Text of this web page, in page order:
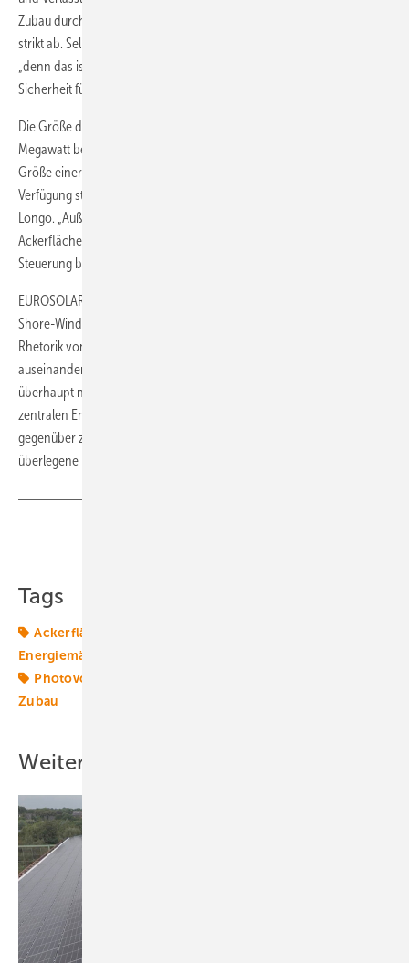
Zubau durch Kontingente oder Quoten begrenzt, lehnt EUROSOLAR
strikt ab. Selbst der derzeitigen atmende Deckel ist kontraproduktiv,
„denn das ist das Gegenteil von Verlässlichkeit. Wir wollen aber
Sicherheit für die Investoren.“
Die Größe der Solarparks auf Ackerflächen soll außerdem auf fünf
Megawatt begrenzt werden. „Das entspricht einer Fläche von der
Größe einer Deponie. Das sind Flächen, die den Gemeinden zur
Verfügung stehen, um Solarprojekte zu verwirklichen“, erklärt Fabio
Longo. „Außerdem kann man damit Wertschöpfungsmöglichkeiten auf
Ackerflächen im ländlichen Raum fördern. Und durch die kommunale
Steuerung besteht die Möglichkeit, die Bürger zu beteiligen.“
EUROSOLAR erteilt den Plänen der Bundesregierung, große Off-
Shore-Windparks stärker zu fördern, eine klare Absage. „Hier fallen die
Rhetorik von Norbert Röttgen und das, was er tatsächlich plant, weit
auseinander“, kritisiert Longo. „Die Off-Shore-Windparks sind
überhaupt nicht kommunal eingebunden. Sie folgen dem Konzept der
zentralen Energieversorgung. Eine dezentrale Energiewende ist
gegenüber zentralistischen Konzepten das ökonomisch und sozial
überlegene Konzept.“ (Sven Ullrich)
Tags
Ackerfläche
Energiemärkte weltweit
Photovoltaikmarkt
Zubau
Weitere Inhalte